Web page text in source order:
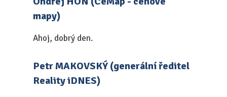
mapy)
Ahoj, dobrý den.
Petr MAKOVSKÝ (generální ředitel
Reality iDNES)